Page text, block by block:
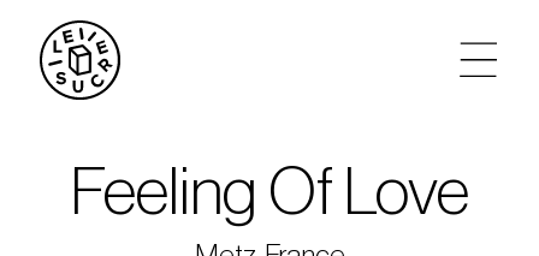
agenda
Feeling Of Love